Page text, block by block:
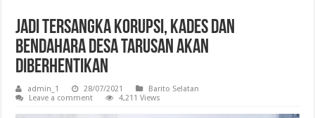
Jadi Tersangka Korupsi, Kades dan
Bendahara Desa Tarusan Akan
Diberhentikan
admin_1 28/07/2021
Barito Selatan
Leave a comment
4,211 Views